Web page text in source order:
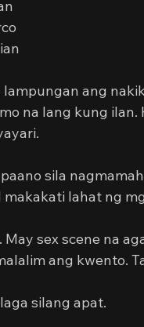
lampungan ang
na lang kung
sila
makakati lahat ng
May sex scene na
ang kwento.
silang apat.